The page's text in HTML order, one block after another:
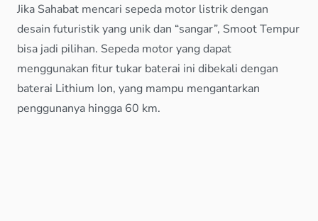
Jika Sahabat mencari sepeda motor listrik dengan
desain futuristik yang unik dan “sangar”, Smoot Tempur
bisa jadi pilihan. Sepeda motor yang dapat
menggunakan fitur tukar baterai ini dibekali dengan
baterai Lithium Ion, yang mampu mengantarkan
penggunanya hingga 60 km.